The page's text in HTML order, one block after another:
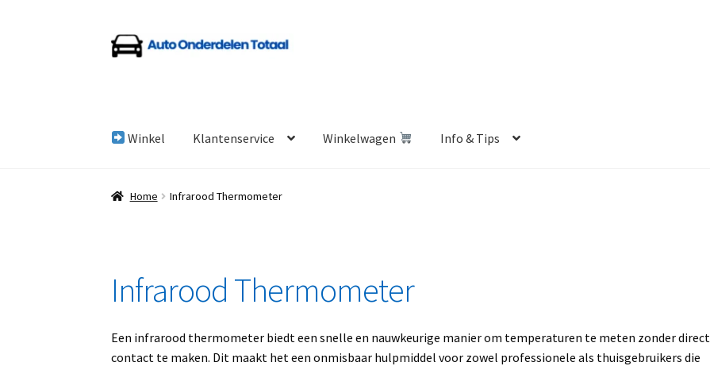
Ga
door
Ga
naar
Winkel Klantenservice Winkelwagen Info & Tips
Home Algemene Voorwaarden
Home Infrarood Thermometer
Infrarood Thermometer
Een infrarood thermometer biedt een snelle en nauwkeurige manier om temperaturen te meten zonder direct
contact te maken. Dit maakt het een onmisbaar hulpmiddel voor zowel professionele als thuisgebruikers die